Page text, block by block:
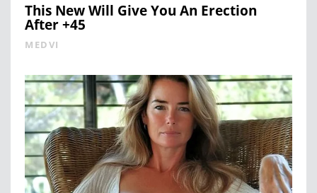
This New Will Give You An Erection
After +45
MEDVI